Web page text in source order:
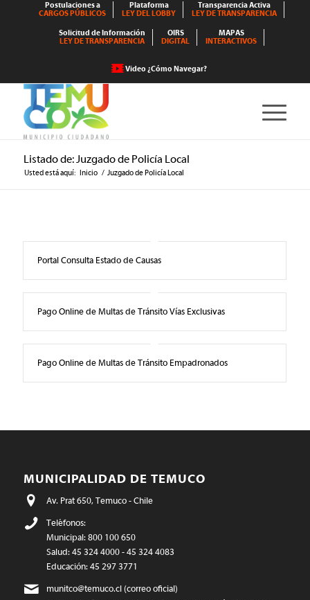
Postulaciones a
CARGOS PÚBLICOS
Plataforma
LEY DEL LOBBY
Transparencia Activa
LEY DE TRANSPARENCIA
Solicitud de Información
LEY DE TRANSPARENCIA
OIRS
DIGITAL
MAPAS
INTERACTIVOS
Video ¿Cómo Navegar?
Listado de: Juzgado de Policía Local
Usted está aquí: Inicio / Juzgado de Policía Local
Portal Consulta Estado de Causas
Pago Online de Multas de Tránsito Vías Exclusivas
Pago Online de Multas de Tránsito Empadronados
MUNICIPALIDAD DE TEMUCO
Av. Prat 650, Temuco - Chile
Teléfonos:
Municipal: 800 100 650
Salud: 45 324 4000 - 45 324 4083
Educación: 45 297 3771
munitco@temuco.cl(correo oficial)